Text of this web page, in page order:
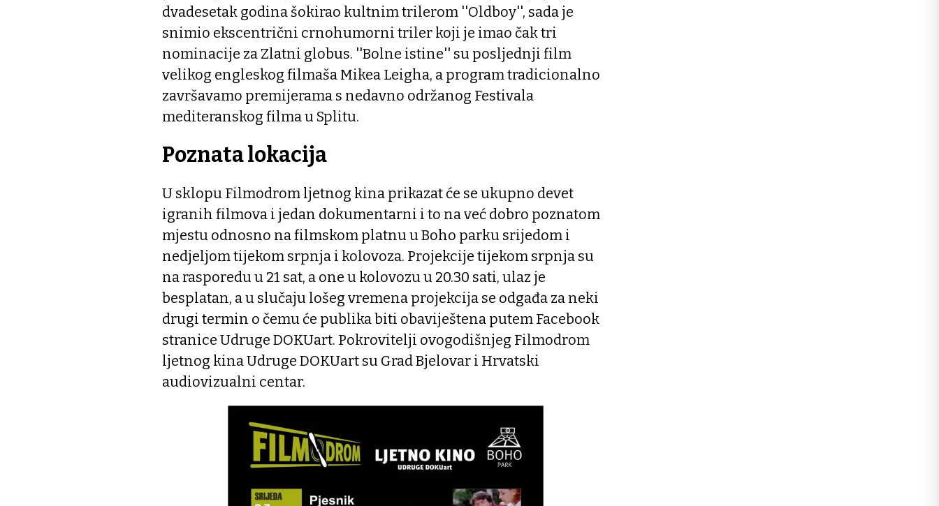
dvadesetak godina šokirao kultnim trilerom ''Oldboy'', sada je
snimio ekscentrični crnohumorni triler koji je imao čak tri
nominacije za Zlatni globus. ''Bolne istine'' su posljednji film
velikog engleskog filmaša Mikea Leigha, a program tradicionalno
završavamo premijerama s nedavno održanog Festivala
mediteranskog filma u Splitu.
Poznata lokacija
U sklopu Filmodrom ljetnog kina prikazat će se ukupno devet
igranih filmova i jedan dokumentarni i to na već dobro poznatom
mjestu odnosno na filmskom platnu u Boho parku srijedom i
nedjeljom tijekom srpnja i kolovoza. Projekcije tijekom srpnja su
na rasporedu u 21 sat, a one u kolovozu u 20.30 sati, ulaz je
besplatan, a u slučaju lošeg vremena projekcija se odgađa za neki
drugi termin o čemu će publika biti obaviještena putem Facebook
stranice Udruge DOKUart. Pokrovitelji ovogodišnjeg Filmodrom
ljetnog kina Udruge DOKUart su Grad Bjelovar i Hrvatski
audiovizualni centar.